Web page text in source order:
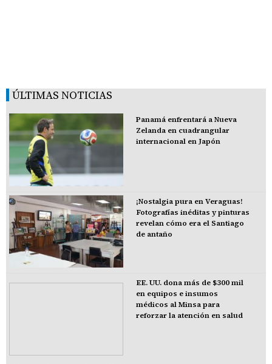
ÚLTIMAS NOTICIAS
Panamá enfrentará a Nueva
Zelanda en cuadrangular
internacional en Japón
¡Nostalgia pura en Veraguas!
Fotografías inéditas y pinturas
revelan cómo era el Santiago
de antaño
EE. UU. dona más de $300 mil
en equipos e insumos
médicos al Minsa para
reforzar la atención en salud